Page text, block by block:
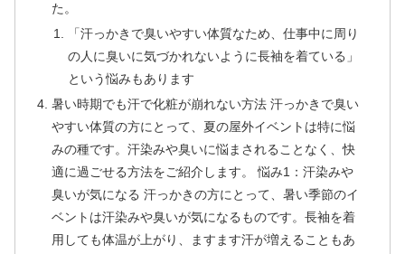
た。
「汗っかきで臭いやすい体質なため、仕事中に周り
の人に臭いに気づかれないように長袖を着ている」
という悩みもあります
暑い時期でも汗で化粧が崩れない方法 汗っかきで臭い
やすい体質の方にとって、夏の屋外イベントは特に悩
みの種です。汗染みや臭いに悩まされることなく、快
適に過ごせる方法をご紹介します。 悩み1：汗染みや
臭いが気になる 汗っかきの方にとって、暑い季節のイ
ベントは汗染みや臭いが気になるものです。長袖を着
用しても体温が上がり、ますます汗が増えることもあ